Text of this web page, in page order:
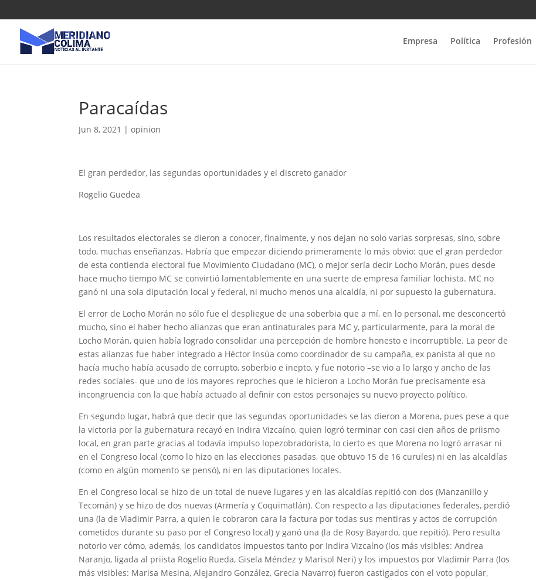
Empresa Política Profesión
Paracaídas
Jun 8, 2021 |opinion
El gran perdedor, las segundas oportunidades y el discreto ganador
Rogelio Guedea
Los resultados electorales se dieron a conocer, finalmente, y nos dejan no solo varias sorpresas, sino, sobre
todo, muchas enseñanzas. Habría que empezar diciendo primeramente lo más obvio: que el gran perdedor
de esta contienda electoral fue Movimiento Ciudadano (MC), o mejor sería decir Locho Morán, pues desde
hace mucho tiempo MC se convirtió lamentablemente en una suerte de empresa familiar lochista. MC no
ganó ni una sola diputación local y federal, ni mucho menos una alcaldía, ni por supuesto la gubernatura.
El error de Locho Morán no sólo fue el despliegue de una soberbia que a mí, en lo personal, me desconcertó
mucho, sino el haber hecho alianzas que eran antinaturales para MC y, particularmente, para la moral de
Locho Morán, quien había logrado consolidar una percepción de hombre honesto e incorruptible. La peor de
estas alianzas fue haber integrado a Héctor Insúa como coordinador de su campaña, ex panista al que no
hacía mucho había acusado de corrupto, soberbio e inepto, y fue notorio –se vio a lo largo y ancho de las
redes sociales- que uno de los mayores reproches que le hicieron a Locho Morán fue precisamente esa
incongruencia con la que había actuado al definir con estos personajes su nuevo proyecto político.
En segundo lugar, habrá que decir que las segundas oportunidades se las dieron a Morena, pues pese a que
la victoria por la gubernatura recayó en Indira Vizcaíno, quien logró terminar con casi cien años de priismo
local, en gran parte gracias al todavía impulso lopezobradorista, lo cierto es que Morena no logró arrasar ni
en el Congreso local (como lo hizo en las elecciones pasadas, que obtuvo 15 de 16 curules) ni en las alcaldías
(como en algún momento se pensó), ni en las diputaciones locales.
En el Congreso local se hizo de un total de nueve lugares y en las alcaldías repitió con dos (Manzanillo y
Tecomán) y se hizo de dos nuevas (Armería y Coquimatlán). Con respecto a las diputaciones federales, perdió
una (la de Vladimir Parra, a quien le cobraron cara la factura por todas sus mentiras y actos de corrupción
cometidos durante su paso por el Congreso local) y ganó una (la de Rosy Bayardo, que repitió). Pero resulta
notorio ver cómo, además, los candidatos impuestos tanto por Indira Vizcaíno (los más visibles: Andrea
Naranjo, ligada al priista Rogelio Rueda, Gisela Méndez y Marisol Neri) y los impuestos por Vladimir Parra (los
más visibles: Marisa Mesina, Alejandro González, Grecia Navarro) fueron castigados con el voto popular,